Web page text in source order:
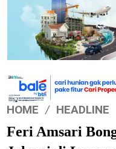
HOME HEADLINE
Feri Amsari